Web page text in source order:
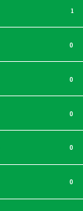
1
0
0
0
0
0